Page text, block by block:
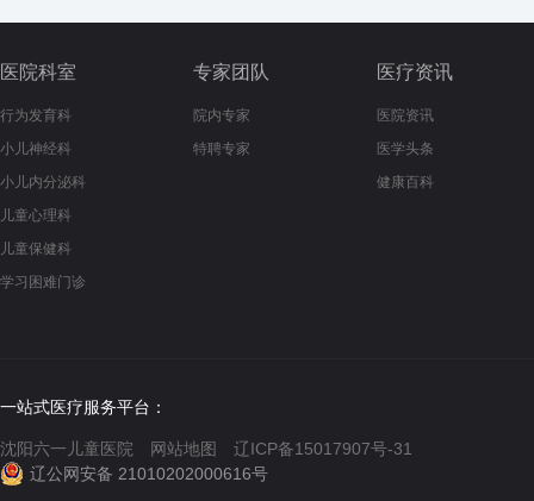
医院科室
行为发育科
小儿神经科
小儿内分泌科
儿童心理科
儿童保健科
学习困难门诊
专家团队
院内专家
特聘专家
医疗资讯
医院资讯
医学头条
健康百科
一站式医疗服务平台：
沈阳六一儿童医院 网站地图
辽ICP备15017907号-31
辽公网安备 21010202000616号